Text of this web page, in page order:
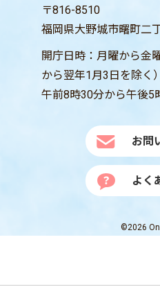
〒816-8510
福岡県大野城市曙町二
開庁日時：月曜から金
から翌年1月3日を除く）
午前8時30分から午後5
お問
よく
©2026